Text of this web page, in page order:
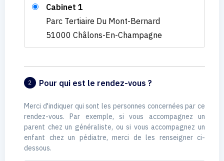
Cabinet 1
Parc Tertiaire Du Mont-Bernard
51000 Châlons-En-Champagne
2 Pour qui est le rendez-vous ?
Merci d'indiquer qui sont les personnes concernées par ce
rendez-vous. Par exemple, si vous accompagnez un
parent chez un généraliste, ou si vous accompagnez un
enfant chez un pédiatre, merci de les renseigner ci-
dessous.